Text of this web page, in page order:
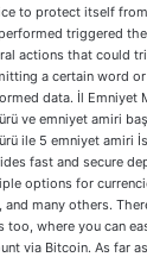
to protect itself
triggered
actions that could
a certain word
data. İl Emniyet
ve emniyet amiri
ile 5 emniyet amiri
fast and secure
options for
and many others.
too, where you can
via Bitcoin. As far